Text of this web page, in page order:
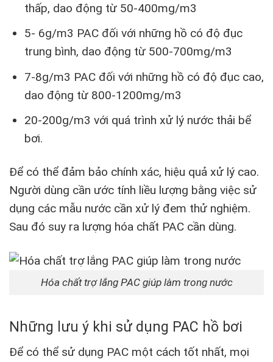
thấp, dao động từ 50-400mg/m3
5- 6g/m3 PAC đối với những hồ có độ đục
trung bình, dao động từ 500-700mg/m3
7-8g/m3 PAC đối với những hồ có độ đục cao,
dao động từ 800-1200mg/m3
20-200g/m3 với quá trình xử lý nước thải bể
bơi.
Để có thể đảm bảo chính xác, hiệu quả xử lý cao.
Người dùng cần ước tính liều lượng bằng việc sử
dụng các mẫu nước cần xử lý đem thử nghiệm.
Sau đó suy ra lượng hóa chất PAC cần dùng.
Hóa chất trợ lắng PAC giúp làm trong nước
Những lưu ý khi sử dụng PAC hồ bơi
Để có thể sử dụng PAC một cách tốt nhất, mọi